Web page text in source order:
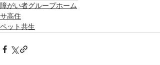
障がい者グループホーム
サ高住
ペット共生